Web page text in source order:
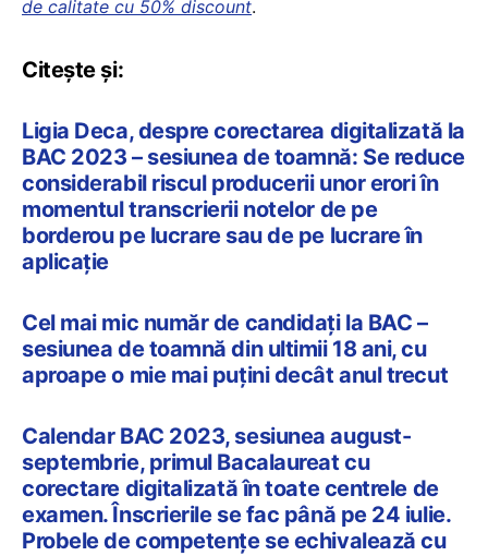
de calitate cu 50% discount.
Citește și:
Ligia Deca, despre corectarea digitalizată la
BAC 2023 – sesiunea de toamnă: Se reduce
considerabil riscul producerii unor erori în
momentul transcrierii notelor de pe
borderou pe lucrare sau de pe lucrare în
aplicație
Cel mai mic număr de candidați la BAC –
sesiunea de toamnă din ultimii 18 ani, cu
aproape o mie mai puțini decât anul trecut
Calendar BAC 2023, sesiunea august-
septembrie, primul Bacalaureat cu
corectare digitalizată în toate centrele de
examen. Înscrierile se fac până pe 24 iulie.
Probele de competențe se echivalează cu